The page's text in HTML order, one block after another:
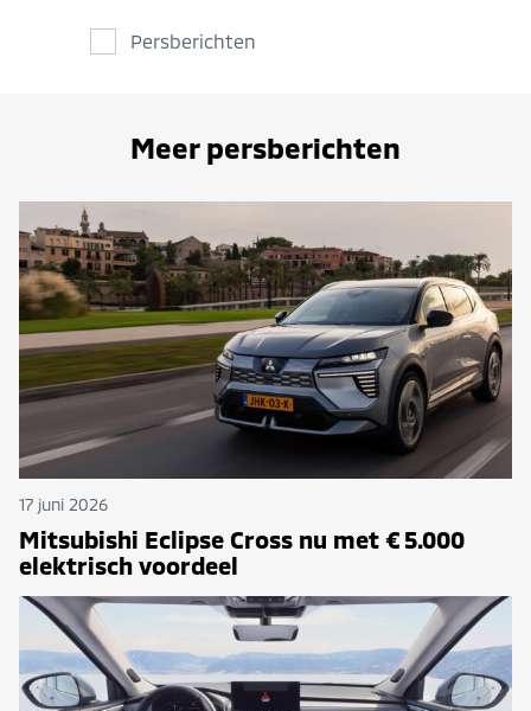
Persberichten
Meer persberichten
17 juni 2026
Mitsubishi Eclipse Cross nu met € 5.000
elektrisch voordeel